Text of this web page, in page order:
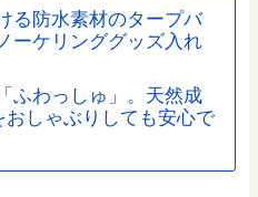
る防水素材のタープバ
ーケリンググッズ入れ
ふわっしゅ」。天然成
しゃぶりしても安心で